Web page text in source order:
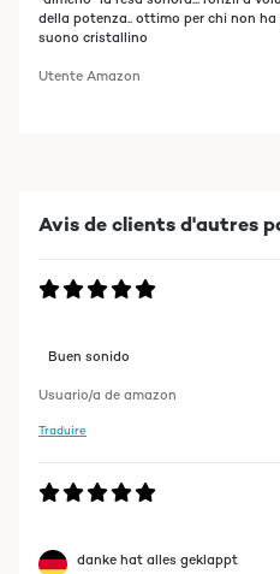
della potenza.. ottimo per chi non
suono cristallino
Utente Amazon
Avis de clients d'autres
Buen sonido
Usuario/a de amazon
Traduire
danke hat alles geklappt